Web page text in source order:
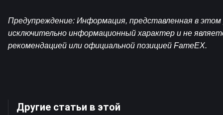
Предупреждение: Информация, представленная в этом
исключительно информационный характер и не
рекомендацией или официальной позицией FameEX.
Другие статьи в этой